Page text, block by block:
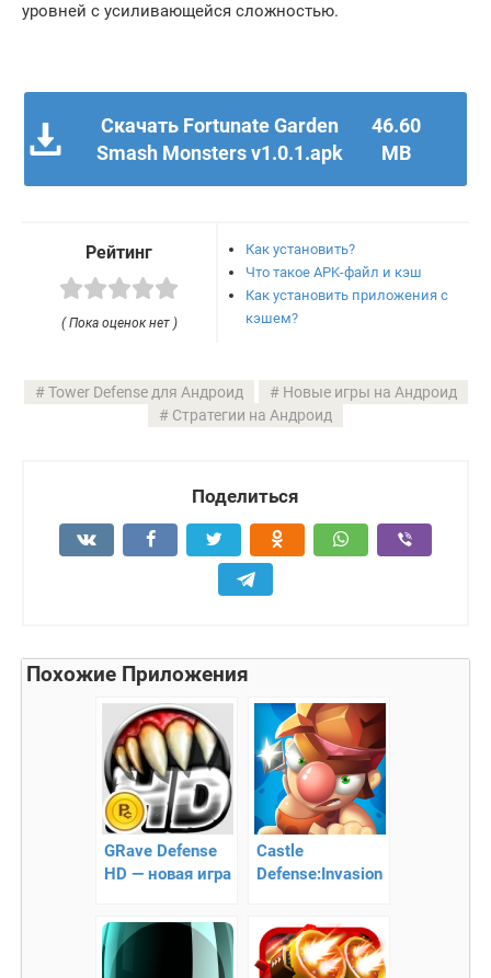
уровней с усиливающейся сложностью.
Скачать Fortunate Garden
Smash Monsters v1.0.1.apk
46.60
MB
Рейтинг
( Пока оценок нет )
Как установить?
Что такое APK-файл и кэш
Как установить приложения с
кэшем?
Tower Defense для Андроид
Новые игры на Андроид
Стратегии на Андроид
Поделиться
Похожие Приложения
GRave Defense
HD — новая игра
Defense
Castle
Defense:Invasion